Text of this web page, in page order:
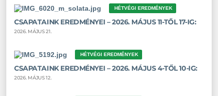
HÉTVÉGI EREDMÉNYEK
CSAPATAINK EREDMÉNYEI – 2026. MÁJUS 11-TŐL 17-IG:
2026. MÁJUS 21.
HÉTVÉGI EREDMÉNYEK
CSAPATAINK EREDMÉNYEI – 2026. MÁJUS 4-TŐL 10-IG:
2026. MÁJUS 12.